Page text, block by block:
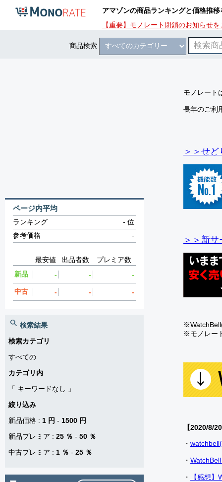
アマゾンの商品ランキングと価格推
【重要】モノレート閉鎖のお知らせを
商品検索
モノレート
長年のご利
＞＞せ
＞＞新
※モノレー
【2020/8/
・
・
・ 【感想
ページ内平均
ランキング -位
参考価格
-
最安値 出品者数
プレミア数
新品
- - -
中古 - - -
検索結果
検索カテゴリ
すべての
カテゴリ内
「 キーワードなし
」
絞り込み
新品価格 : 1 円 - 1500 円
新品プレミア : 25 ％ - 50 ％
中古プレミア : 1 ％ - 25 ％